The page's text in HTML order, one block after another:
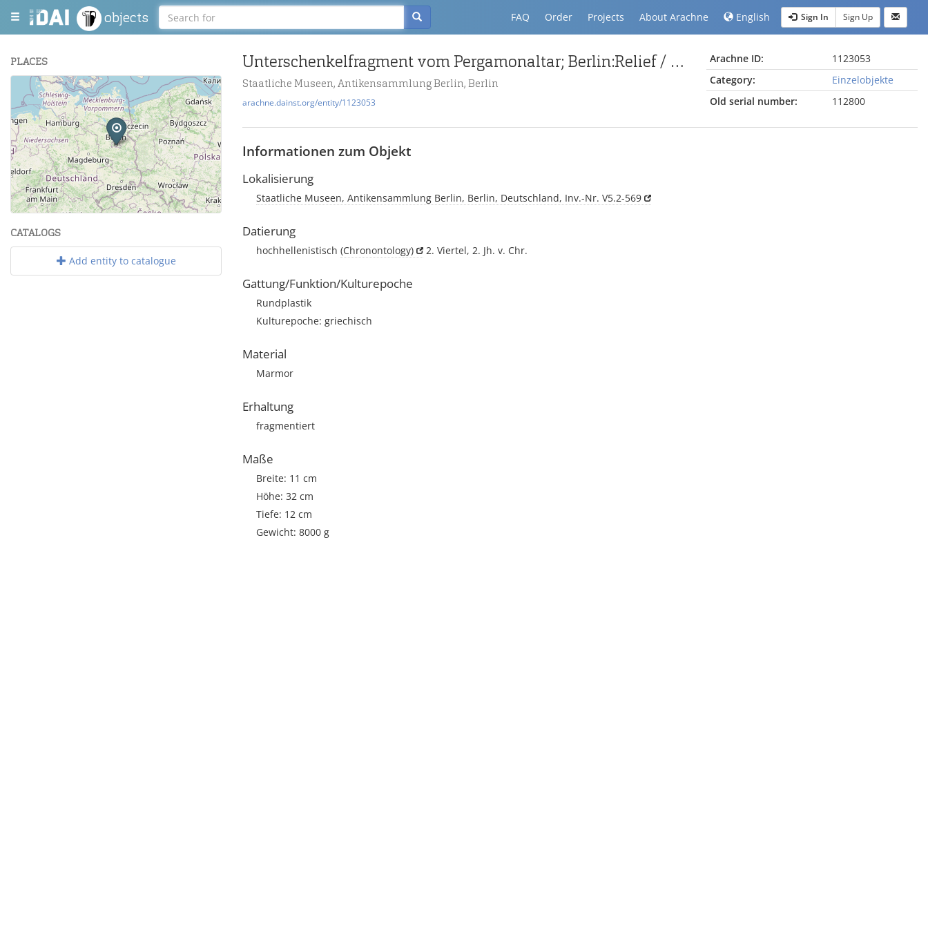
objects FAQ Order Projects About Arachne English Sign In Sign Up
PLACES
+
−
Leaflet| Maps and Data ©OpenStreetMap.
CATALOGS
Add entity to catalogue
Unterschenkelfragment vom Pergamonaltar; Berlin:Relief / Statue (?), Unterschenkel, Fragment
Staatliche Museen, Antikensammlung Berlin, Berlin
arachne.dainst.org/entity/1123053
Arachne ID:
1123053
Category:
Einzelobjekte
Old serial number:
112800
Informationen zum Objekt
Lokalisierung
Staatliche Museen, Antikensammlung Berlin, Berlin, Deutschland, Inv.-Nr. V5.2-569
Datierung
hochhellenistisch (Chronontology) 2. Viertel, 2. Jh. v. Chr.
Gattung/Funktion/Kulturepoche
Rundplastik
Kulturepoche: griechisch
Material
Marmor
Erhaltung
fragmentiert
Maße
Breite: 11 cm
Höhe: 32 cm
Tiefe: 12 cm
Gewicht: 8000 g